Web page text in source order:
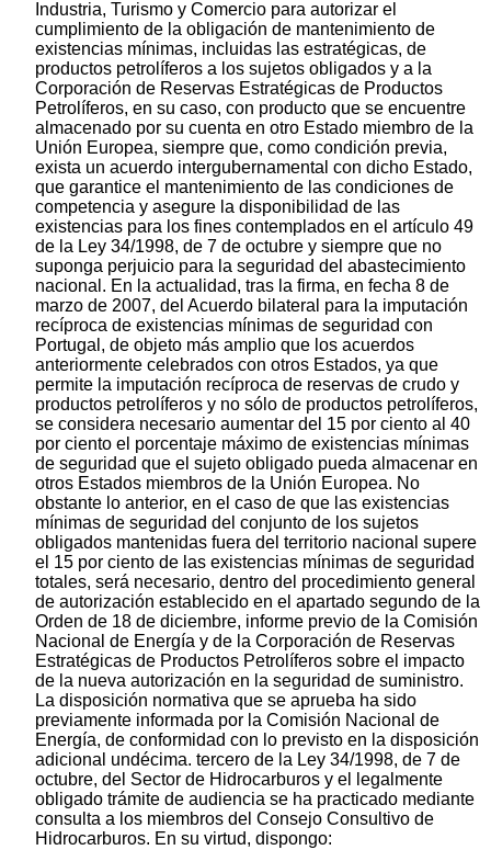
Industria, Turismo y Comercio para autorizar el
cumplimiento de la obligación de mantenimiento de
existencias mínimas, incluidas las estratégicas, de
productos petrolíferos a los sujetos obligados y a la
Corporación de Reservas Estratégicas de Productos
Petrolíferos, en su caso, con producto que se encuentre
almacenado por su cuenta en otro Estado miembro de la
Unión Europea, siempre que, como condición previa,
exista un acuerdo intergubernamental con dicho Estado,
que garantice el mantenimiento de las condiciones de
competencia y asegure la disponibilidad de las
existencias para los fines contemplados en el artículo 49
de la Ley 34/1998, de 7 de octubre y siempre que no
suponga perjuicio para la seguridad del abastecimiento
nacional. En la actualidad, tras la firma, en fecha 8 de
marzo de 2007, del Acuerdo bilateral para la imputación
recíproca de existencias mínimas de seguridad con
Portugal, de objeto más amplio que los acuerdos
anteriormente celebrados con otros Estados, ya que
permite la imputación recíproca de reservas de crudo y
productos petrolíferos y no sólo de productos petrolíferos,
se considera necesario aumentar del 15 por ciento al 40
por ciento el porcentaje máximo de existencias mínimas
de seguridad que el sujeto obligado pueda almacenar en
otros Estados miembros de la Unión Europea. No
obstante lo anterior, en el caso de que las existencias
mínimas de seguridad del conjunto de los sujetos
obligados mantenidas fuera del territorio nacional supere
el 15 por ciento de las existencias mínimas de seguridad
totales, será necesario, dentro del procedimiento general
de autorización establecido en el apartado segundo de la
Orden de 18 de diciembre, informe previo de la Comisión
Nacional de Energía y de la Corporación de Reservas
Estratégicas de Productos Petrolíferos sobre el impacto
de la nueva autorización en la seguridad de suministro.
La disposición normativa que se aprueba ha sido
previamente informada por la Comisión Nacional de
Energía, de conformidad con lo previsto en la disposición
adicional undécima. tercero de la Ley 34/1998, de 7 de
octubre, del Sector de Hidrocarburos y el legalmente
obligado trámite de audiencia se ha practicado mediante
consulta a los miembros del Consejo Consultivo de
Hidrocarburos. En su virtud, dispongo: